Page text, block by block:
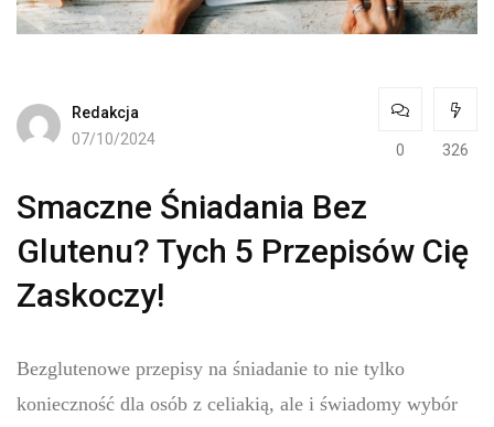
Redakcja
07/10/2024
0 326
Smaczne Śniadania Bez
Glutenu? Tych 5 Przepisów Cię
Zaskoczy!
Bezglutenowe przepisy na śniadanie to nie tylko
konieczność dla osób z celiakią, ale i świadomy wybór